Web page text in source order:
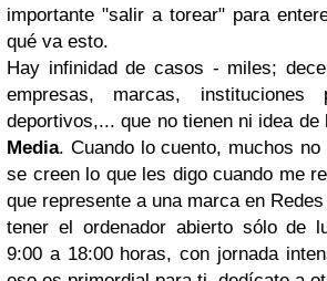
importante "salir a torear" para
qué va esto.
Hay infinidad de casos - miles;
empresas, marcas, instituciones
deportivos,... que no tienen ni idea de
Media. Cuando lo cuento, muchos no
se creen lo que les digo cuando me
que represente a una marca en
tener el ordenador abierto sólo de
9:00 a 18:00 horas, con jornada